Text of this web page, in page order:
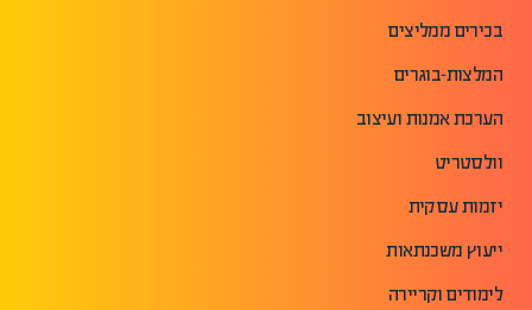
בכירים ממליצים
המלצות-בוגרים
הערכת אמנות ועיצוב
וולסטריט
יזמות עסקית
ייעוץ משכנתאות
לימודים וקריירה